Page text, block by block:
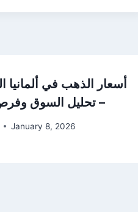
– تحليل السوق وفرص
January 8, 2026